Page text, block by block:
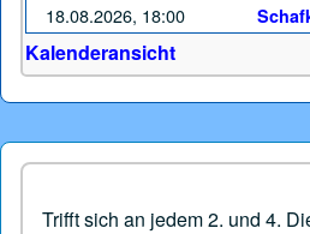
Trifft sich an jedem 2. und 4.
18.08.2026, 18:00
Kalenderansicht